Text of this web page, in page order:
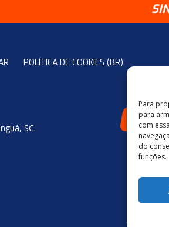
Para
para
com
do
funções.
POLÍTICA DE COOKIES (BR)
SC.